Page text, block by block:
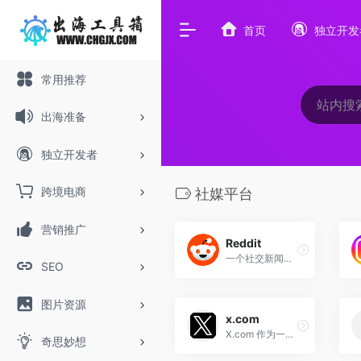
常用推荐
出海准备
独立开发者
跨境电商
营销推广
SEO
图片资源
奇思妙想
首页 独立开
社媒平台
Reddit
一个社交新闻聚合、内容评级和讨论的网站。
x.com
X.com 作为一个多元化平台，主要通过 X（原 Twitter）提供实时信息分享、内容创作和社交互动功能。通过其强大的社交媒体功能和广告推广工具，用户可以轻松创建、分享和管理内容，增加曝光和用户互动。无论是个人用户、企业还是品牌，X.com 都是一个不可或缺的工具。